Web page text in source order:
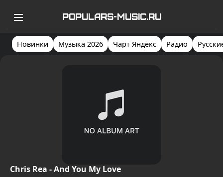
POPULARS-MUSIC.RU
Новинки Музыка 2026 Чарт Яндекс Радио
Chris Rea - And You My Love